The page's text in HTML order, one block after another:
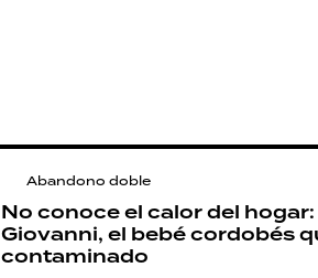
Abandono doble
No conoce el calor del
Giovanni, el bebé cordobés
contaminado